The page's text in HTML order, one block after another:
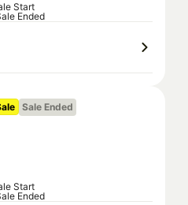
Start
Ended
Sale Ended
Start
Ended